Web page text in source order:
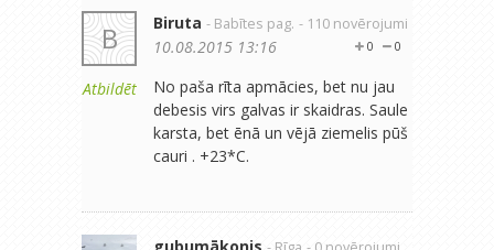
B
Atbildēt
Biruta - Babītes pag. - 110 novērojumi
0
0
10.08.2015 13:16
No paša rīta apmācies, bet nu jau
debesis virs galvas ir skaidras. Saule
karsta, bet ēnā un vējā ziemelis pūš
cauri . +23*C.